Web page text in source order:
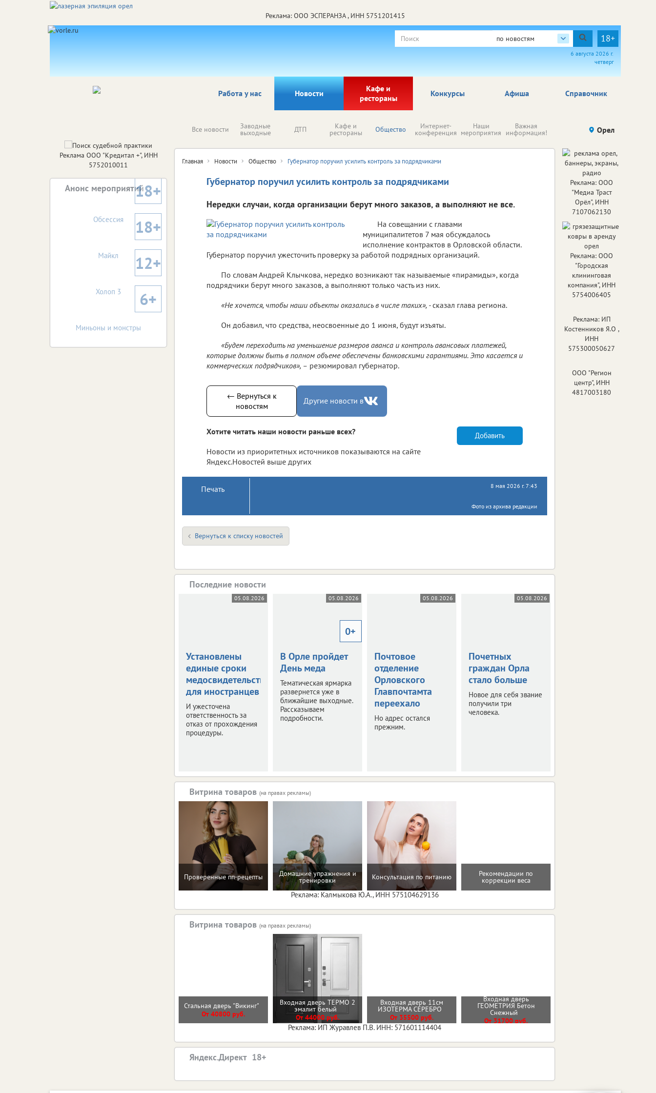
Реклама: ООО ЭСПЕРАНЗА , ИНН 5751201415
по новостям 18+
6 августа 2026 г.
четверг
Работа у нас Новости
Кафе и
рестораны
Афиша Справочник
Конкурсы
Все новости Заводные
выходные ДТП Кафе и
рестораны Общество Интернет-
конференция
Наши
мероприятия
Важная
информация! Происшествия Здоровье
Орел
Главная Новости Общество Губернатор поручил усилить контроль за подрядчиками
Губернатор поручил усилить контроль за подрядчиками
Нередки случаи, когда организации берут много заказов, а выполняют не все.
На совещании с главами
муниципалитетов 7 мая обсуждалось
исполнение контрактов в Орловской области.
Губернатор поручил ужесточить проверку за работой подрядных организаций.
По словам Андрей Клычкова, нередко возникают так называемые «пирамиды», когда
подрядчики берут много заказов, а выполняют только часть из них.
«Не хочется, чтобы наши объекты оказались в числе таких», -сказал глава региона.
Он добавил, что средства, неосвоенные до 1 июня, будут изъяты.
«Будем переходить на уменьшение размеров аванса и контроль авансовых платежей,
которые должны быть в полном объеме обеспечены банковскими гарантиями. Это касается и
коммерческих подрядчиков», – резюмировал губернатор.
← Вернуться к
новостям
Другие новости в
Хотите читать наши новости раньше всех?
Новости из приоритетных источников показываются на сайте
Яндекс.Новостей выше других
Добавить
Печать 8 мая 2026 г. 7:43
Фото из архива редакции
Вернуться к списку новостей
Последние новости
05.08.2026
Установлены
единые сроки
медосвидетельствования
для иностранцев
И ужесточена
ответственность за
отказ от прохождения
процедуры.
05.08.2026
0+
В Орле пройдет
День меда
Тематическая ярмарка
развернется уже в
ближайшие выходные.
Рассказываем
подробности.
05.08.2026
Почтовое
отделение
Орловского
Главпочтамта
переехало
Но адрес остался
прежним.
05.08.2026
Почетных
граждан Орла
стало больше
Новое для себя звание
получили три
человека.
Витрина товаров (на правах рекламы)
Проверенные пп-рецепты Домашние упражнения и
тренировки Консультация по питанию Рекомендации по
коррекции веса
Реклама: Калмыкова Ю.А., ИНН 575104629136
Витрина товаров (на правах рекламы)
Стальная дверь "Викинг"
От 40800 руб.
Входная дверь ТЕРМО 2
эмалит белый
От 44000 руб.
Входная дверь 11см
ИЗОТЕРМА СЕРЕБРО
От 35500 руб.
Входная дверь
ГЕОМЕТРИЯ Бетон
Снежный
От 31700 руб.
Реклама: ИП Журавлев П.В. ИНН: 571601114404
Яндекс.Директ
Реклама ООО "Кредитал +", ИНН
5752010011
Анонс мероприятий18+
Обсессия 18+
Майкл 12+
Холоп 3 6+
Миньоны и монстры
Реклама: ООО
"Медиа Траст
Орёл", ИНН
7107062130
Реклама: ООО
"Городская
клининговая
компания", ИНН
5754006405
Реклама: ИП
Костенников Я.О ,
ИНН
575300050627
ООО "Регион
центр", ИНН
4817003180